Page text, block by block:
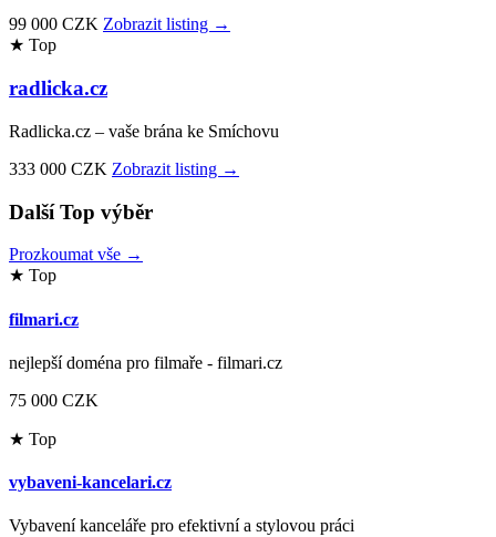
99 000 CZK Zobrazit listing →
★ Top
radlicka.cz
Radlicka.cz – vaše brána ke Smíchovu
333 000 CZK Zobrazit listing →
Další Top výběr
Prozkoumat vše →
★ Top
filmari.cz
nejlepší doména pro filmaře - filmari.cz
75 000 CZK
★ Top
vybaveni-kancelari.cz
Vybavení kanceláře pro efektivní a stylovou práci